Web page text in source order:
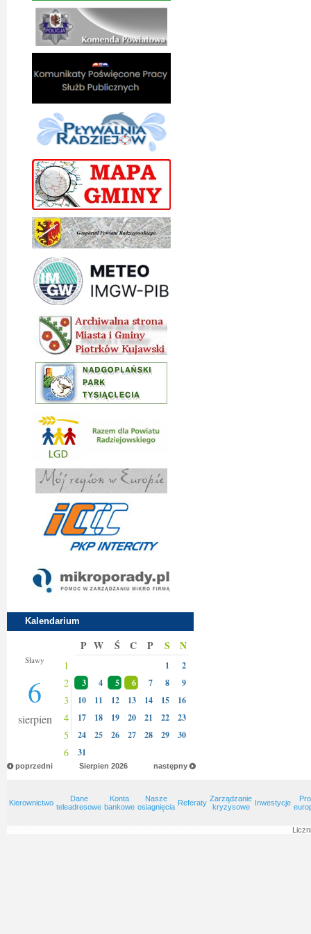
Kalendarium
Sławy
6
sierpien
P W Ś C P S N
1 1 2
2 3 4 5 6 7 8 9
3 10 11 12 13 14 15 16
4 17 18 19 20 21 22 23
5 24 25 26 27 28 29 30
6 31
poprzedni następny
Sierpien 2026
Kierownictwo
Dane
teleadresowe
Konta
bankowe
Nasze
osiagnięcia Referaty Zarządzanie
kryzysowe
Inwestycje